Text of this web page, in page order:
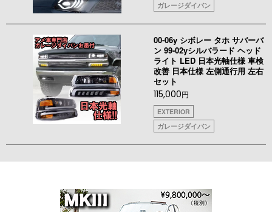
ガレージダイバン
00-06y シボレー タホ サバーバ
ン 99-02yシルバラード ヘッド
ライト LED 日本光軸仕様 車検
改善 日本仕様 左側通行用 左右
セット
115,000円
EXTERIOR
ガレージダイバン